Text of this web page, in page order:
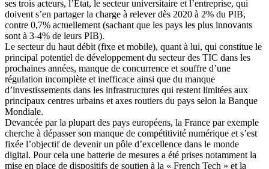
ses trois acteurs, l’Etat, le secteur universitaire et l’entreprise, qui
doivent s’en partager la charge à relever dès 2020 à 2% du PIB,
contre 0,7% actuellement (sachant que les pays les plus innovants
sont à 3-4% de leurs PIB).
Le secteur du haut débit (fixe et mobile), quant à lui, qui constitue le
principal potentiel de développement du secteur des TIC dans les
prochaines années, manque de concurrence et souffre d’une
régulation incomplète et inefficace ainsi que du manque
d’investissements dans les infrastructures qui restent limitées aux
principaux centres urbains et axes routiers du pays selon la Banque
Mondiale.
Devancée par la plupart des pays européens, la France par exemple
cherche à dépasser son manque de compétitivité numérique et s’est
fixée l’objectif de devenir un pôle d’excellence dans le monde
digital. Pour cela une batterie de mesures a été prises notamment la
mise en place de dispositifs de soutien à la « French Tech » et la